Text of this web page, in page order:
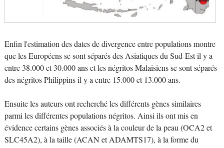
Enfin l'estimation des dates de divergence entre populations montre
que les Européens se sont séparés des Asiatiques du Sud-Est il y a
entre 38.000 et 30.000 ans et les négritos Malaisiens se sont séparés
des négritos Philippins il y a entre 15.000 et 13.000 ans.
Ensuite les auteurs ont recherché les différents gènes similaires
parmi les différentes populations négritos. Ainsi ils ont mis en
évidence certains gènes associés à la couleur de la peau (OCA2 et
SLC45A2), à la taille (ACAN et ADAMTS17), à la forme du